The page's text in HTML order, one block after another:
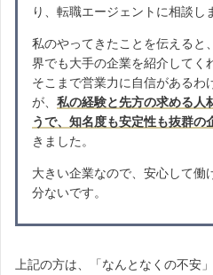
り、転職エージェントに相談し
私のやってきたことを伝えると
界でも大手の企業を紹介してく
そこまで営業力に自信があるわ
が、 私の経験と先方の求める人
うで、知名度も安定性も抜群の
きました。
大きい企業なので、安心して働
分ないです。
上記の方は、「なんとなくの不安